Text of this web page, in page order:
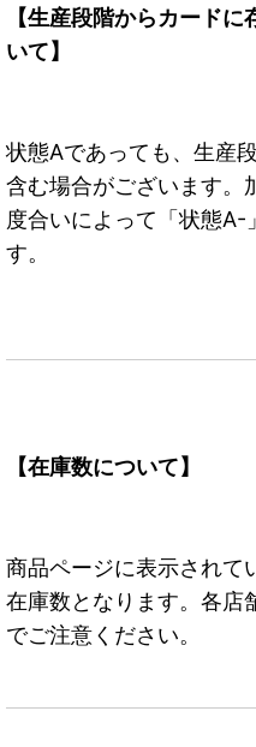
【生産段階からカード
いて】
状態Aであっても、生産
含む場合がございます。
度合いによって「状態A-
す。
【在庫数について】
商品ページに表示されて
在庫数となります。各店
でご注意ください。